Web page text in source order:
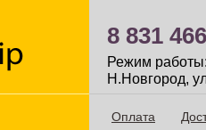
8 831
Режим
Н.Новгород,
Оплата